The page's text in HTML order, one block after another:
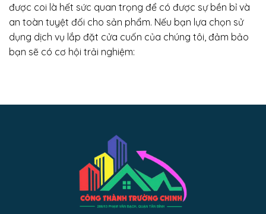
được coi là hết sức quan trọng để có được sự bền bỉ và
an toàn tuyệt đối cho sản phẩm. Nếu bạn lựa chọn sử
dụng dịch vụ lắp đặt cửa cuốn của chúng tôi, đảm bảo
bạn sẽ có cơ hội trải nghiệm: